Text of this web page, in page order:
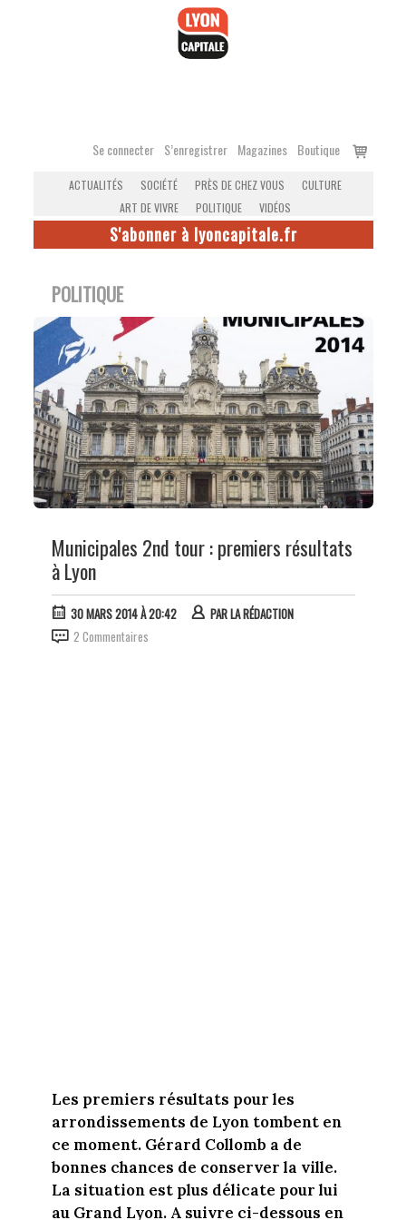
Se connecter S’enregistrer Magazines Boutique
Voir
ACTUALITÉS SOCIÉTÉ PRÈS DE CHEZ VOUS
CULTURE
ART DE VIVRE
POLITIQUE VIDÉOS
S'abonner à lyoncapitale.fr
POLITIQUE
Municipales 2nd tour : premiers résultats
à Lyon
30 MARS 2014 À 20:42 PARLA RÉDACTION
2 Commentaires
Les premiers résultats pour les
arrondissements de Lyon tombent en
ce moment. Gérard Collomb a de
bonnes chances de conserver la ville.
La situation est plus délicate pour lui
au Grand Lyon. A suivre ci-dessous en